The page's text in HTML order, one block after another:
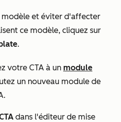
modèle et éviter d'affecter
ce modèle, cliquez sur
.
votre CTA à un module
un nouveau module de
dans l'éditeur de mise